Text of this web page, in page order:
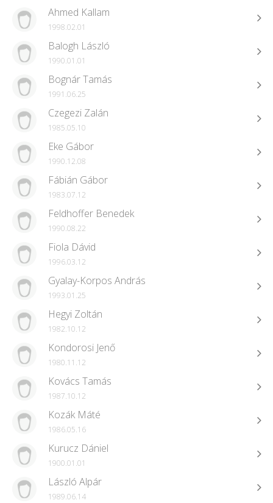
Ahmed Kallam
1998.02.01
Balogh László
1990.01.01
Bognár Tamás
1991.06.25
Czegezi Zalán
1985.05.10
Eke Gábor
1990.12.08
Fábián Gábor
1983.07.12
Feldhoffer Benedek
1990.08.22
Fiola Dávid
1996.03.12
Gyalay-Korpos András
1993.01.25
Hegyi Zoltán
1982.10.12
Kondorosi Jenő
1980.11.12
Kovács Tamás
1987.10.12
Kozák Máté
1986.05.16
Kurucz Dániel
1900.01.01
László Alpár
1989.06.14